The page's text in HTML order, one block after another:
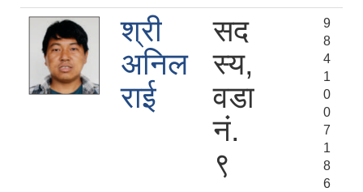
श्री
अनिल
राई
सद
स्य,
वडा
नं.
९
9
8
4
1
0
0
7
1
8
6